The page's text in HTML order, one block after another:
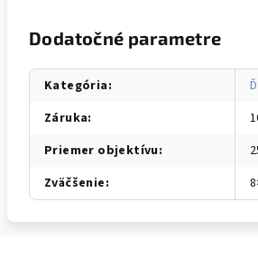
Dodatočné parametre
Kategória:
Záruka:
Priemer objektívu:
Zväčšenie: